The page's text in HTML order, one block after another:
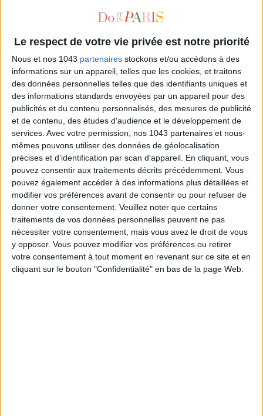
Le respect de votre vie privée est notre priorité
Nous et nos 1043 partenaires stockons et/ou accédons à des
informations sur un appareil, telles que les cookies, et traitons
des données personnelles telles que des identifiants uniques et
des informations standards envoyées par un appareil pour des
publicités et du contenu personnalisés, des mesures de publicité
et de contenu, des études d'audience et le développement de
services. Avec votre permission, nos 1043 partenaires et nous-
mêmes pouvons utiliser des données de géolocalisation
précises et d’identification par scan d'appareil. En cliquant, vous
pouvez consentir aux traitements décrits précédemment. Vous
pouvez également accéder à des informations plus détaillées et
modifier vos préférences avant de consentir ou pour refuser de
donner votre consentement. Veuillez noter que certains
traitements de vos données personnelles peuvent ne pas
nécessiter votre consentement, mais vous avez le droit de vous
y opposer. Vous pouvez modifier vos préférences ou retirer
votre consentement à tout moment en revenant sur ce site et en
cliquant sur le bouton "Confidentialité" en bas de la page Web.
THE GREEK BANQUET OF YOUR LIFE
THE MOST STYLISH INDIAN CANTINA IN PARIS